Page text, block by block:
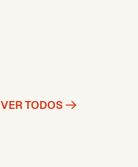
VER TODOS